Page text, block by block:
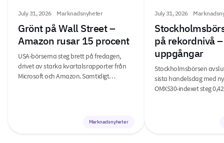
July 31, 2026 Marknadsnyheter
Grönt på Wall Street –
Amazon rusar 15 procent
USA-börserna steg brett på fredagen,
drivet av starka kvartalsrapporter från
Microsoft och Amazon. Samtidigt…
Marknadsnyheter
July 31, 2026
på rekordnivå
uppgångar
Stockholmsbörsen
sista handelsdag med
OMXS30-indexet steg